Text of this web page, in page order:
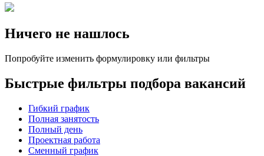
Ничего не нашлось
Попробуйте изменить формулировку или фильтры
Быстрые фильтры подбора вакансий
Гибкий график
Полная занятость
Полный день
Проектная работа
Сменный график